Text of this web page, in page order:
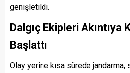
genişletildi.
Dalgıç Ekipleri Akıntıya
Başlattı
Olay yerine kısa sürede jandarma,